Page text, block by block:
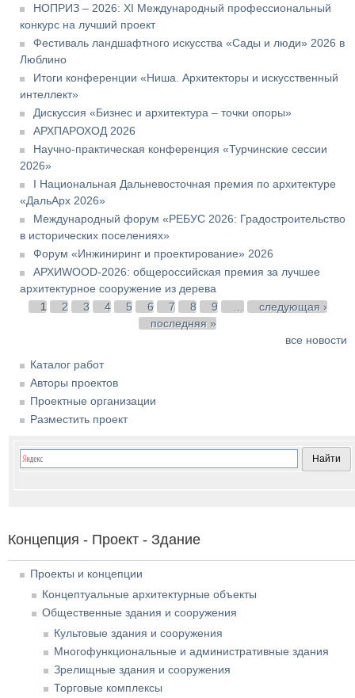
НОПРИЗ – 2026: XI Международный профессиональный
конкурс на лучший проект
Фестиваль ландшафтного искусства «Сады и люди» 2026 в
Люблино
Итоги конференции «Ниша. Архитекторы и искусственный
интеллект»
Дискуссия «Бизнес и архитектура – точки опоры»
АРХПАРОХОД 2026
Научно-практическая конференция «Турчинские сессии
2026»
I Национальная Дальневосточная премия по архитектуре
«ДальАрх 2026»
Международный форум «РЕБУС 2026: Градостроительство
в исторических поселениях»
Форум «Инжиниринг и проектирование» 2026
АРХИWOOD-2026: общероссийская премия за лучшее
архитектурное сооружение из дерева
Страницы
1 2 3 4 5 6 7 8 9
следующая ›
последняя »
все новости
Каталог работ
Авторы проектов
Проектные организации
Разместить проект
Концепция - Проект - Здание
Проекты и концепции
Концептуальные архитектурные объекты
Общественные здания и сооружения
Культовые здания и сооружения
Многофункциональные и административные здания
Зрелищные здания и сооружения
Торговые комплексы